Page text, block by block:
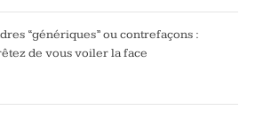
“génériques” ou contrefaçons :
de vous voiler la face